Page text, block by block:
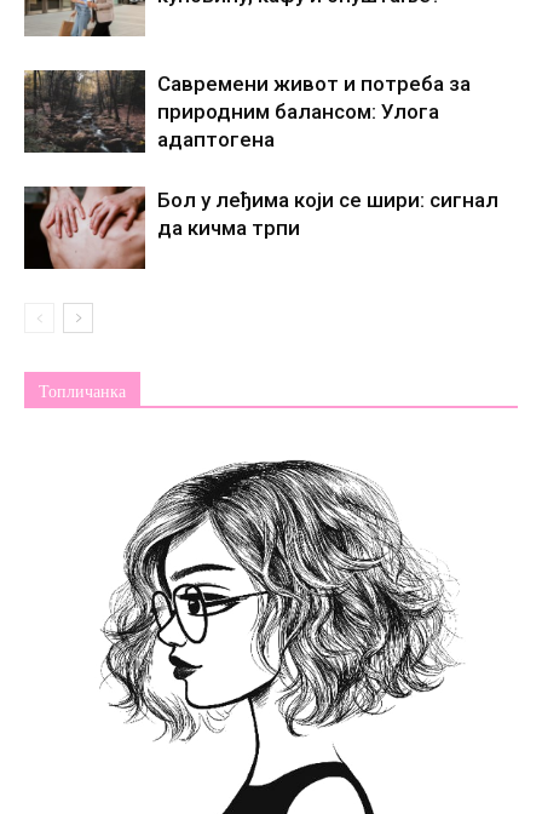
Савремени живот и потреба за
природним балансом: Улога
адаптогена
Бол у леђима који се шири: сигнал
да кичма трпи
Топличанка